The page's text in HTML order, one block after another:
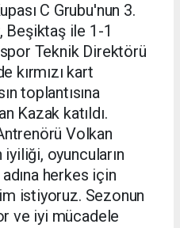
C Grubu'nun 3.
Beşiktaş ile 1-1
Teknik Direktörü
kırmızı kart
toplantısına
Kazak katıldı.
Volkan
oyuncuların
herkes için
istiyoruz. Sezonun
ve iyi mücadele